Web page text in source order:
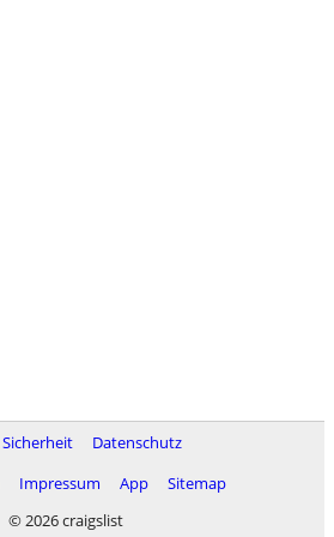
Sicherheit
Datenschutz
Impressum App
Sitemap
© 2026 craigslist